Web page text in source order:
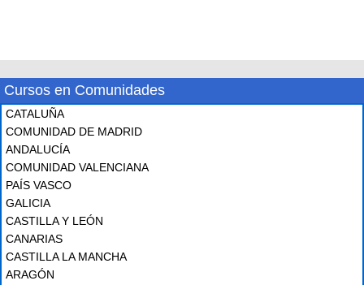
Cursos en Comunidades
CATALUÑA
COMUNIDAD DE MADRID
ANDALUCÍA
COMUNIDAD VALENCIANA
PAÍS VASCO
GALICIA
CASTILLA Y LEÓN
CANARIAS
CASTILLA LA MANCHA
ARAGÓN